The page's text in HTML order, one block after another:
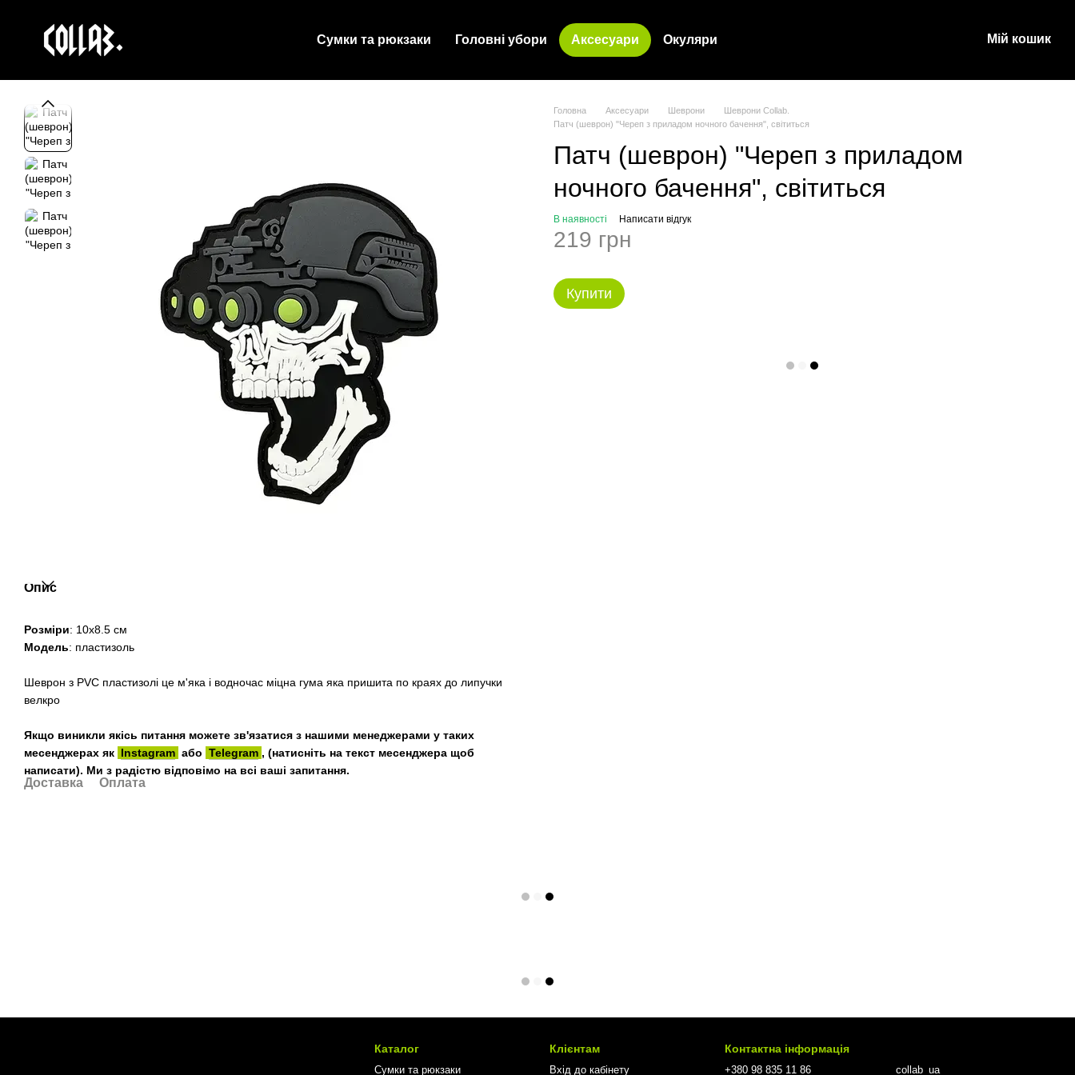
Сумки та рюкзаки Головні убори Аксесуари Окуляри Мій кошик
Опис
Розміри: 10х8.5 см
Модель: пластизоль
Шеврон з PVC пластизолі це м'яка і водночас міцна гума яка пришита по краях до липучки
велкро
Якщо виникли якісь питання можете зв'язатися з нашими менеджерами у таких
месенджерах як Instagram або Telegram , (натисніть на текст месенджера щоб
написати). Ми з радістю відповімо на всі ваші запитання.
Доставка Оплата
Головна Аксесуари Шеврони
Шеврони Collab.
Патч (шеврон) "Череп з приладом ночного бачення", світиться
Патч (шеврон) "Череп з приладом
ночного бачення", світиться
В наявності Написати відгук
219 грн
Купити
Каталог
Сумки та рюкзаки
Клієнтам
Вхід до кабінету
Контактна інформація
+380 98 835 11 86 collab_ua